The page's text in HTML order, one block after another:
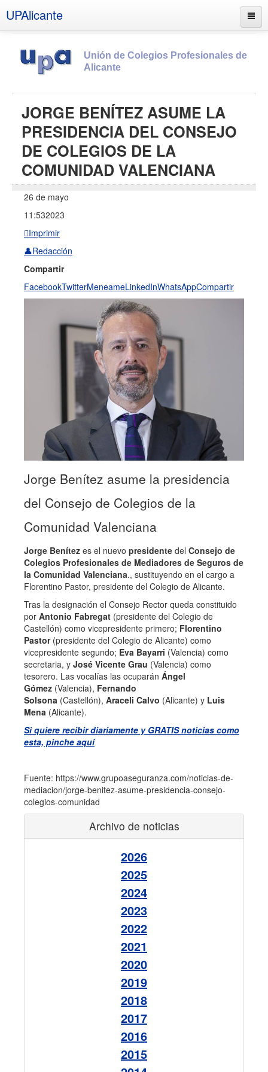
UPAlicante
Unión de Colegios Profesionales de
Alicante
Socios
Estatutos
Documentos
Boletines
UPSANA
PROA
JORGE BENÍTEZ ASUME LA
PRESIDENCIA DEL CONSEJO
DE COLEGIOS DE LA
COMUNIDAD VALENCIANA
26 de mayo
11:532023
Imprimir
👤Redacción
Compartir
FacebookTwitterMeneameLinkedInWhatsAppCompartir
Jorge Benítez asume la presidencia
del Consejo de Colegios de la
Comunidad Valenciana
Jorge Benítez es el nuevo presidente del Consejo de
Colegios Profesionales de Mediadores de Seguros de
la Comunidad Valenciana., sustituyendo en el cargo a
Florentino Pastor, presidente del Colegio de Alicante.
Tras la designación el Consejo Rector queda constituido
por Antonio Fabregat (presidente del Colegio de
Castellón) como vicepresidente primero; Florentino
Pastor(presidente del Colegio de Alicante) como
vicepresidente segundo; Eva Bayarri (Valencia) como
secretaria, y José Vicente Grau (Valencia) como
tesorero. Las vocalías las ocuparán Ángel
Gómez (Valencia), Fernando
Solsona (Castellón), Araceli Calvo (Alicante) y Luis
Mena (Alicante).
Si quiere recibir diariamente y GRATIS noticias como
esta, pinche aquí
Fuente: https://www.grupoaseguranza.com/noticias-de-
mediacion/jorge-benitez-asume-presidencia-consejo-
colegios-comunidad
Archivo de noticias
2026
2025
2024
2023
2022
2021
2020
2019
2018
2017
2016
2015